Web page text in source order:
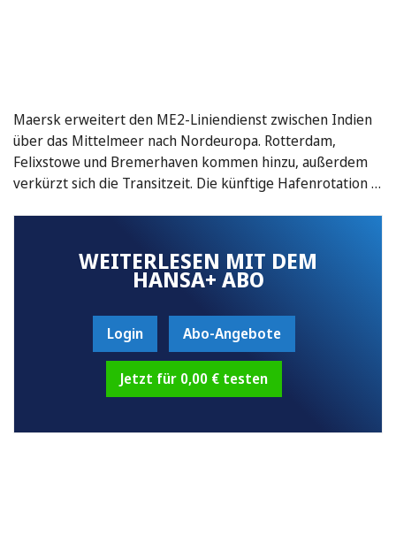
Maersk erweitert den ME2-Liniendienst zwischen Indien
über das Mittelmeer nach Nordeuropa. Rotterdam,
Felixstowe und Bremerhaven kommen hinzu, außerdem
verkürzt sich die Transitzeit. Die künftige Hafenrotation …
WEITERLESEN MIT DEM
HANSA+ ABO
Login Abo-Angebote
Jetzt für 0,00 € testen